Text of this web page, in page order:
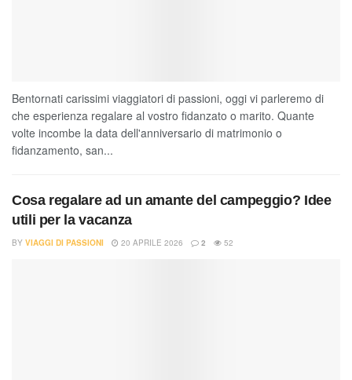
Bentornati carissimi viaggiatori di passioni, oggi vi parleremo di
che esperienza regalare al vostro fidanzato o marito. Quante
volte incombe la data dell'anniversario di matrimonio o
fidanzamento, san...
Cosa regalare ad un amante del campeggio? Idee
utili per la vacanza
BY VIAGGI DI PASSIONI 20 APRILE 2026 2 52